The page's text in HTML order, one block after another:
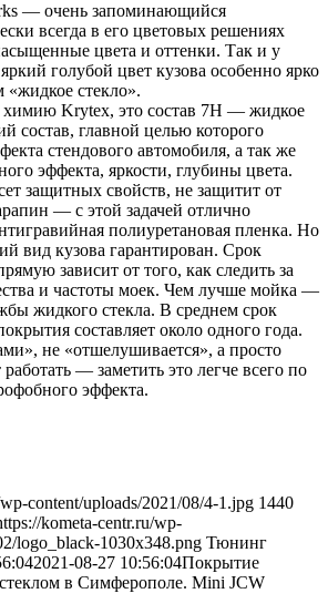
— очень запоминающийся
всегда в его цветовых решениях
цвета и оттенки. Так и у
голубой цвет кузова особенно ярко
«жидкое стекло».
химию Krytex, это состав 7Н — жидкое
состав, главной целью которого
стендового автомобиля, а так же
эффекта, яркости, глубины цвета.
защитных свойств, не защитит от
— с этой задачей отлично
полиуретановая пленка. Но
вид кузова гарантирован. Срок
зависит от того, как следить за
и частоты моек. Чем лучше мойка —
жидкого стекла. В среднем срок
составляет около одного года.
не «отшелушивается», а просто
— заметить это легче всего по
эффекта.
content/uploads/2021/08/4-1.jpg 1440
kometa-centr.ru/wp-
logo_black-1030x348.png Тюнинг
2021-08-27 10:56:04Покрытие
в Симферополе. Mini JCW